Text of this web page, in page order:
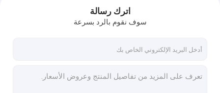
اترك رسالة
سوف نقوم بالرد بسرعة